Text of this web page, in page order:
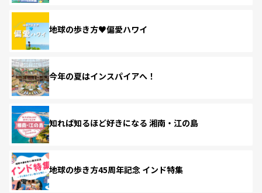
地球の歩き方♥偏愛ハワイ
今年の夏はインスパイアへ！
知れば知るほど好きになる 湘南・江の島
地球の歩き方45周年記念 インド特集